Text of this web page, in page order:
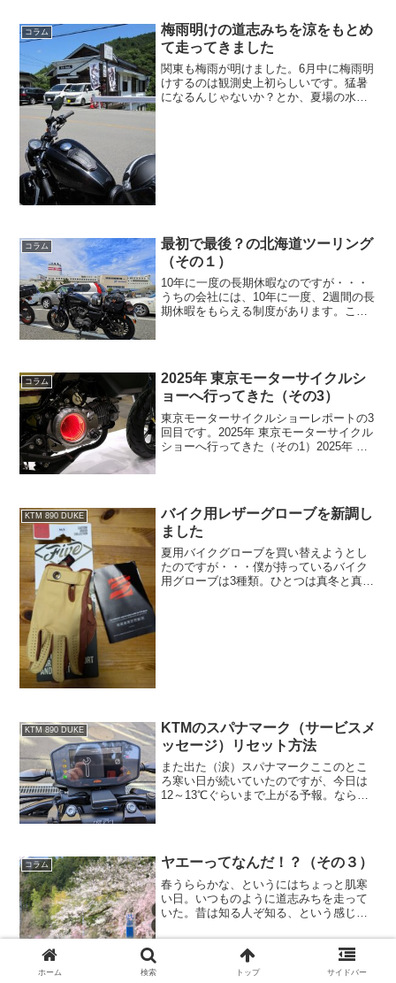
コラム
梅雨明けの道志みちを涼をもとめ
て走ってきました
関東も梅雨が明けました。6月中に梅雨明
けするのは観測史上初らしいです。猛暑
になるんじゃないか？とか、夏場の水不
コラム
最初で最後？の北海道ツーリング
（その１）
10年に一度の長期休暇なのですが・・・
うちの会社には、10年に一度、2週間の長
期休暇をもらえる制度があります。これ
ん。ちょうど十年前は...
コラム
2025年 東京モーターサイクルシ
ョーへ行ってきた（その3）
東京モーターサイクルショーレポートの3
回目です。2025年 東京モーターサイクル
ショーへ行ってきた（その1）2025年 東
KTM 890 DUKE
バイク用レザーグローブを新調し
ました
夏用バイクグローブを買い替えようとし
たのですが・・・僕が持っているバイク
用グローブは3種類。ひとつは真冬と真夏
KTM 890 DUKE
KTMのスパナマーク（サービスメ
ッセージ）リセット方法
また出た（涙）スパナマークここのとこ
ろ寒い日が続いていたのですが、今日は
12～13℃ぐらいまで上がる予報。ならば
コラム ヤエーってなんだ！？（その３）
春うららかな、というにはちょっと肌寒
い日。いつものように道志みちを走って
いた。昔は知る人ぞ知る、という感じの
いうか、関東のバイク乗りのメッカと化
している。道の駅で昼ご飯。かきあげそ
ばと一緒に食べた「鮎飯」...
ホーム 検索 トップ サイドバー